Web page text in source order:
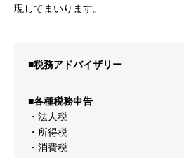
現してまいります。
■税務アドバイザリー
■各種税務申告
・法人税
・所得税
・消費税